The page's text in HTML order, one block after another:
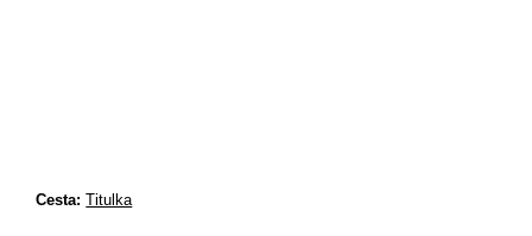
Cesta:Titulka